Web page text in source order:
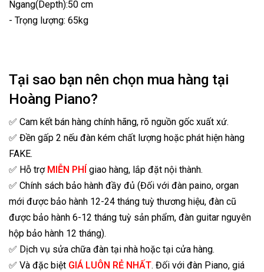
Ngang(Depth):50 cm
- Trọng lượng: 65kg
Tại sao bạn nên chọn mua hàng tại
Hoàng Piano?
✅ Cam kết bán hàng chính hãng, rõ nguồn gốc xuất xứ.
✅ Đền gấp 2 nếu đàn kém chất lượng hoặc phát hiện hàng
FAKE.
✅ Hỗ trợ MIỄN PHÍ giao hàng, lắp đặt nội thành.
✅ Chính sách bảo hành đầy đủ (Đối với đàn paino, organ
mới được bảo hành 12-24 tháng tuỳ thương hiệu, đàn cũ
được bảo hành 6-12 tháng tuỳ sản phẩm, đàn guitar nguyên
hộp bảo hành 12 tháng).
✅ Dịch vụ sửa chữa đàn tại nhà hoặc tại cửa hàng.
✅ Và đặc biệt GIÁ LUÔN RẺ NHẤT. Đối với đàn Piano, giá